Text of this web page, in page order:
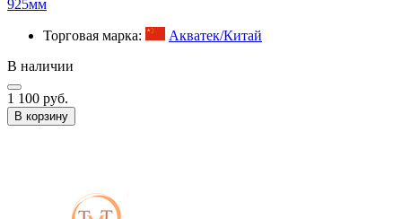
925мм
Торговая марка:
Акватек/Китай
В наличии
1 100 руб.
В корзину